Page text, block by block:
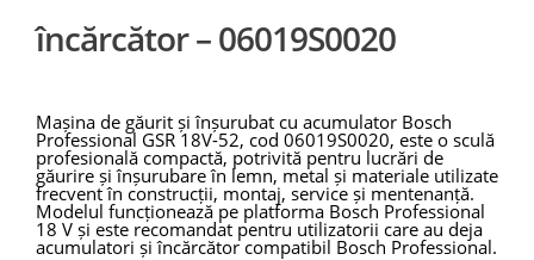
încărcător – 06019S0020
Mașina de găurit și înșurubat cu acumulator Bosch
Professional GSR 18V-52, cod 06019S0020, este o sculă
profesională compactă, potrivită pentru lucrări de
găurire și înșurubare în lemn, metal și materiale utilizate
frecvent în construcții, montaj, service și mentenanță.
Modelul funcționează pe platforma Bosch Professional
18 V și este recomandat pentru utilizatorii care au deja
acumulatori și încărcător compatibil Bosch Professional.